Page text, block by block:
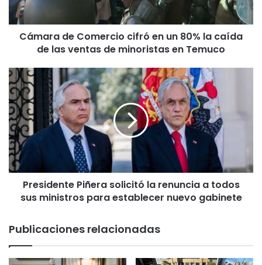
e
C
r
c
i
o
c
i
f
r
ó
8
0
%
Cámara de Comercio cifró en un 80% la caída
de las ventas de minoristas en Temuco
P
r
e
s
i
d
e
n
t
e
r
a
Presidente Piñera solicitó la renuncia a todos
sus ministros para establecer nuevo gabinete
Publicaciones relacionadas